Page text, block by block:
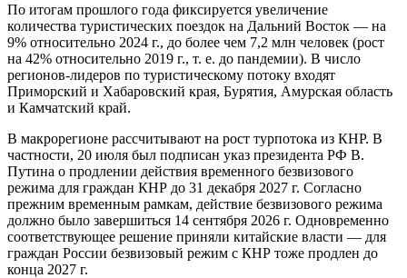
По итогам прошлого года фиксируется увеличение
количества туристических поездок на Дальний Восток — на
9% относительно 2024 г., до более чем 7,2 млн человек (рост
на 42% относительно 2019 г., т. е. до пандемии). В число
регионов-лидеров по туристическому потоку входят
Приморский и Хабаровский края, Бурятия, Амурская область
и Камчатский край.
В макрорегионе рассчитывают на рост турпотока из КНР. В
частности, 20 июля был подписан указ президента РФ В.
Путина о продлении действия временного безвизового
режима для граждан КНР до 31 декабря 2027 г. Согласно
прежним временным рамкам, действие безвизового режима
должно было завершиться 14 сентября 2026 г. Одновременно
соответствующее решение приняли китайские власти — для
граждан России безвизовый режим с КНР тоже продлен до
конца 2027 г.